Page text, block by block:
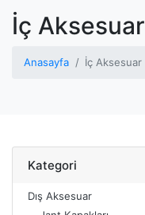
İç Aksesuar
Anasayfa İç Aksesuar
Kategori
Dış Aksesuar